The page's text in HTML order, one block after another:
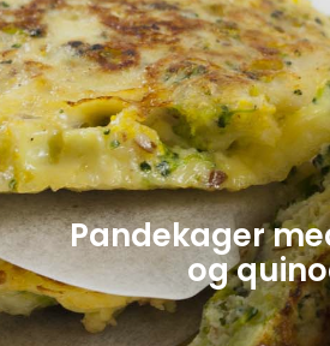
Pandekager
og